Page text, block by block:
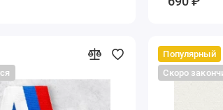
Популярный
Скоро